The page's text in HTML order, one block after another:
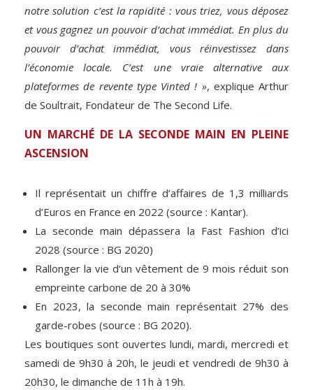
notre solution c’est la rapidité : vous triez, vous déposez
et vous gagnez un pouvoir d’achat immédiat. En plus du
pouvoir d’achat immédiat, vous réinvestissez dans
l’économie locale. C’est une vraie alternative aux
plateformes de revente type Vinted ! », explique Arthur
de Soultrait, Fondateur de The Second Life.
UN MARCHÉ DE LA SECONDE MAIN EN PLEINE
ASCENSION
Il représentait un chiffre d’affaires de 1,3 milliards
d’Euros en France en 2022 (source : Kantar).
La seconde main dépassera la Fast Fashion d’ici
2028 (source : BG 2020)
Rallonger la vie d’un vêtement de 9 mois réduit son
empreinte carbone de 20 à 30%
En 2023, la seconde main représentait 27% des
garde-robes (source : BG 2020).
Les boutiques sont ouvertes lundi, mardi, mercredi et
samedi de 9h30 à 20h, le jeudi et vendredi de 9h30 à
20h30, le dimanche de 11h à 19h.